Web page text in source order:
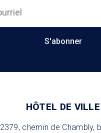
S'abonner
HÔTEL DE VILLE
2379, chemin de Chambly,